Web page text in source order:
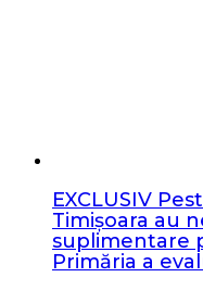
EXCLUSIV
Timișoara au
suplimentare
Primăria a